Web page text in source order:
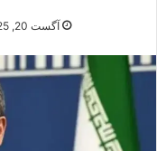
آگست 20, 2025